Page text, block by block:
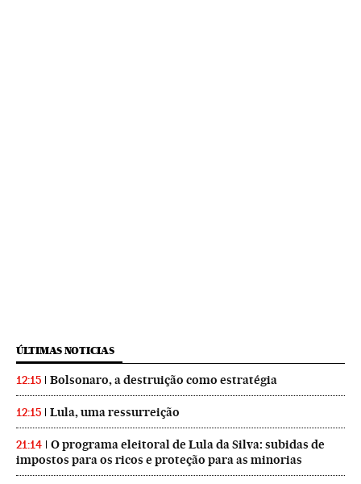
ÚLTIMAS NOTICIAS
12:15 Bolsonaro, a destruição como estratégia
12:15 Lula, uma ressurreição
21:14
O programa eleitoral de Lula da Silva: subidas de
impostos para os ricos e proteção para as minorias